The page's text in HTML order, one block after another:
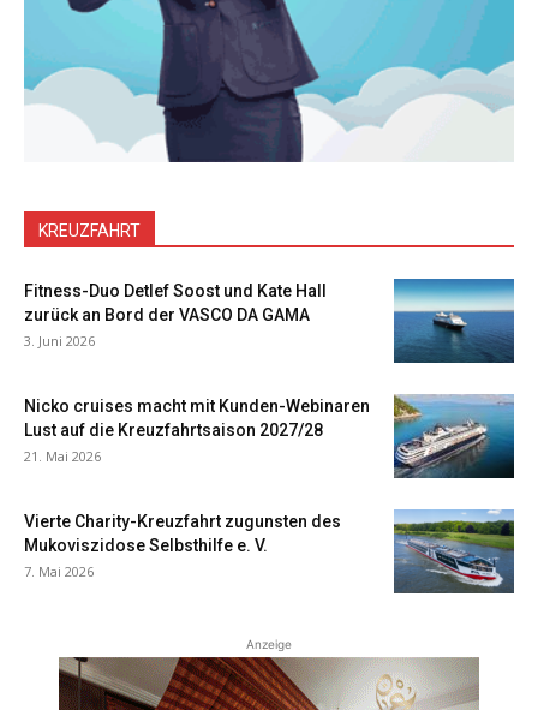
KREUZFAHRT
Fitness-Duo Detlef Soost und Kate Hall
zurück an Bord der VASCO DA GAMA
3. Juni 2026
Nicko cruises macht mit Kunden-Webinaren
Lust auf die Kreuzfahrtsaison 2027/28
21. Mai 2026
Vierte Charity-Kreuzfahrt zugunsten des
Mukoviszidose Selbsthilfe e. V.
7. Mai 2026
Anzeige